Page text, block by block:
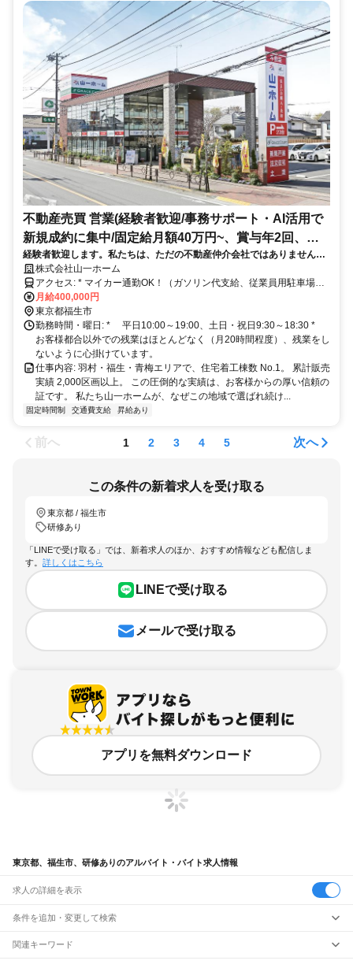
不動産売買 営業(経験者歓迎/事務サポート・AI活用で
新規成約に集中/固定給月額40万円~、賞与年2回、営
業職平均年収 約929万円)
経験者歓迎します。私たちは、ただの不動産仲介会社ではありません。
西多摩エリア（羽村・青梅・福生・昭島・あきる野・日の出町・瑞穂
町）に根差し、業歴40年。地域の地主様とも長いお付き合いをしなが
ら、グループ企業「山一建設」とともに、用地の仕入れから開発・造
成、設計、建築、販売までを「一社通貫」で行うデベロッパーです。
株式会社山一ホーム
アクセス: * マイカー通勤OK！（ガソリン代支給、従業員用駐車場あ
り） * 交通 ①JR青梅線「福生」駅より徒歩14分（JR「立川」駅
から「福生」駅まで乗車時間19分）、立川バス「福生第六小学校バス
停（福13）」より徒歩3分 ②JR青梅線「羽村」駅より徒歩17分
月給400,000円
東京都福生市
勤務時間・曜日: * 平日10:00～19:00、土日・祝日9:30～18:30 *
お客様都合以外での残業はほとんどなく（月20時間程度）、残業をし
ないように心掛けています。
仕事内容: 羽村・福生・青梅エリアで、住宅着工棟数 No.1。 累計販売
実績 2,000区画以上。 この圧倒的な実績は、お客様からの厚い信頼の
証です。 私たち山一ホームが、なぜこの地域で選ばれ続け...
固定時間制 交通費支給 昇給あり
前へ 1 2 3 4 5 次へ
この条件の新着求人を受け取る
東京都 / 福生市
研修あり
「LINEで受け取る」では、新着求人のほか、おすすめ情報なども配信しま
す。 詳しくはこちら
LINEで受け取る
メールで受け取る
アプリを無料ダウンロード
東京都、福生市、研修ありのアルバイト・バイト求人情報
求人の詳細を表示
条件を追加・変更して検索
市区町村を追加・変更
関連キーワード